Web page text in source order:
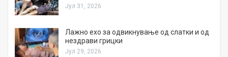
Јул 31, 2026
Лажно ехо за одвикнување од слатки и од
нездрави грицки
Јул 29, 2026